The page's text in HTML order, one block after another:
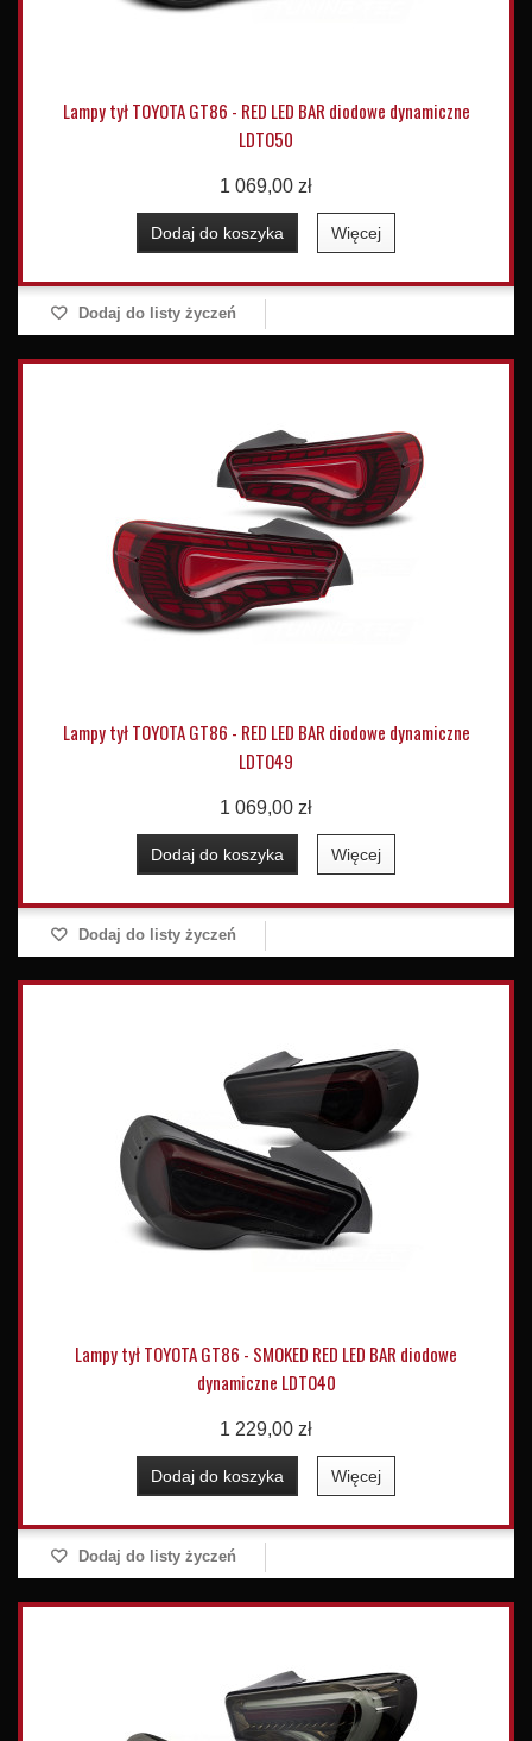
Lampy tył TOYOTA GT86 - RED LED BAR diodowe dynamiczne
LDTO50
1 069,00 zł
Dodaj do koszyka Więcej
Dodaj do listy życzeń
Lampy tył TOYOTA GT86 - RED LED BAR diodowe dynamiczne
LDTO49
1 069,00 zł
Dodaj do koszyka Więcej
Dodaj do listy życzeń
Lampy tył TOYOTA GT86 - SMOKED RED LED BAR diodowe
dynamiczne LDTO40
1 229,00 zł
Dodaj do koszyka Więcej
Dodaj do listy życzeń